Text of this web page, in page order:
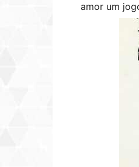
amor um